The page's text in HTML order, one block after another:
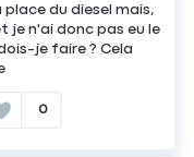
du diesel mais,
je n'ai donc pas eu le
je faire ? Cela
0